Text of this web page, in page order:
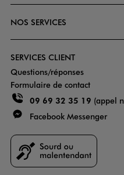
NOS SERVICES
SERVICES CLIENT
Questions/réponses
Formulaire de contact
09 69 32 35 19 (appel
Facebook Messenger